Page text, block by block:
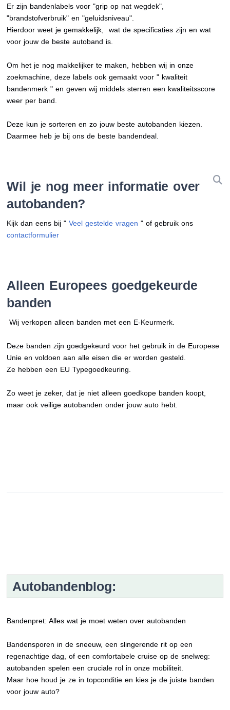
Er zijn bandenlabels voor "grip op nat wegdek",
"brandstofverbruik" en "geluidsniveau".
Hierdoor weet je gemakkelijk, wat de specificaties zijn en wat
voor jouw de beste autoband is.
Om het je nog makkelijker te maken, hebben wij in onze
zoekmachine, deze labels ook gemaakt voor " kwaliteit
bandenmerk " en geven wij middels sterren een kwaliteitsscore
weer per band.
Deze kun je sorteren en zo jouw beste autobanden kiezen.
Daarmee heb je bij ons de beste bandendeal.
Wil je nog meer informatie over
autobanden?
Kijk dan eens bij "Veel gestelde vragen " of gebruik ons
contactformulier
Alleen Europees goedgekeurde
banden
Wij verkopen alleen banden met een E-Keurmerk.
Deze banden zijn goedgekeurd voor het gebruik in de Europese
Unie en voldoen aan alle eisen die er worden gesteld.
Ze hebben een EU Typegoedkeuring.
Zo weet je zeker, dat je niet alleen goedkope banden koopt,
maar ook veilige autobanden onder jouw auto hebt.
Autobandenblog:
Bandenpret: Alles wat je moet weten over autobanden
Bandensporen in de sneeuw, een slingerende rit op een
regenachtige dag, of een comfortabele cruise op de snelweg:
autobanden spelen een cruciale rol in onze mobiliteit.
Maar hoe houd je ze in topconditie en kies je de juiste banden
voor jouw auto?